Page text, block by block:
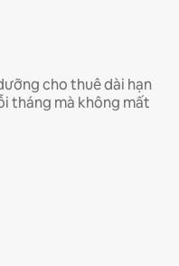
cho thuê dài hạn
tháng mà không mất